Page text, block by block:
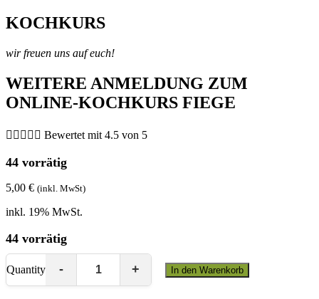
KOCHKURS
wir freuen uns auf euch!
WEITERE ANMELDUNG ZUM
ONLINE-KOCHKURS FIEGE
     Bewertet mit 4.5 von 5
44 vorrätig
5,00 € (inkl. MwSt)
inkl. 19% MwSt.
44 vorrätig
Quantity In den Warenkorb